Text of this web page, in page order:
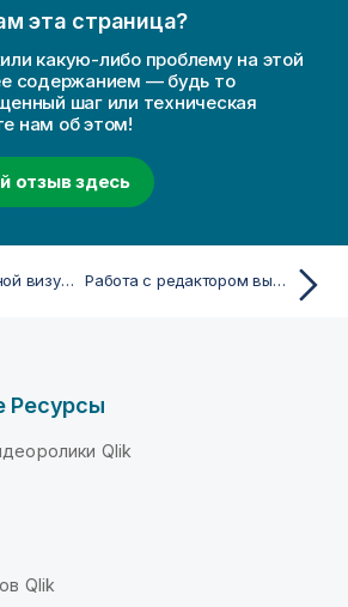
эта страница?
какую-либо проблему на этой
содержанием — будь то
шаг или техническая
нам об этом!
отзыв здесь
Удаление основной визуализации Работа с редактором выражения
Ресурсы
Qlik
Qlik